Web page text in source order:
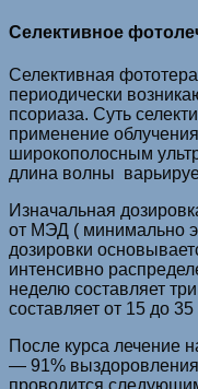
Селективное
Селективная
периодически
псориаза. Суть
применение
широкополосным
длина волны
Изначальная
от МЭД ( минимально
дозировки
интенсивно
неделю составляет
составляет от 15 до
После курса лечение
— 91%
проводится